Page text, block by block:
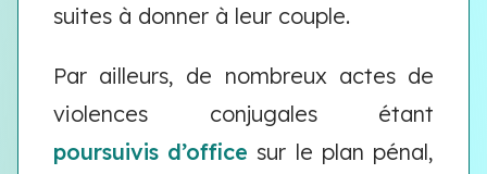
suites à donner à leur couple.
Par ailleurs, de nombreux actes de
violences conjugales étant
poursuivis d’office sur le plan pénal,